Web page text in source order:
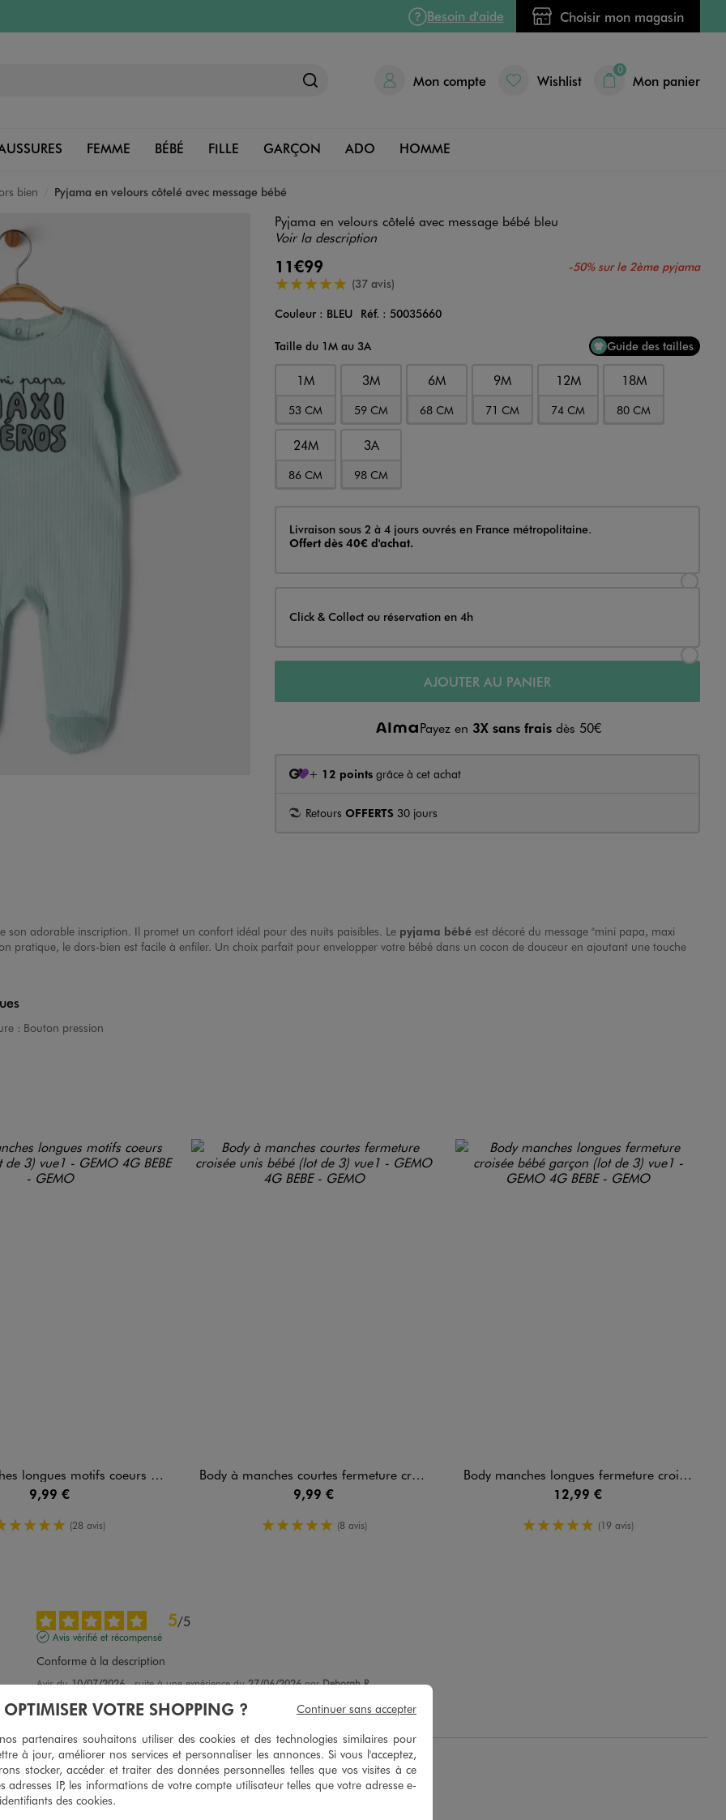
Besoin d'aide Choisir mon magasin
Mon compte Wishlist
0
Mon panier
FEMME BÉBÉ FILLE GARÇON ADO HOMME
bien Pyjama en velours côtelé avec message bébé
Pyjama en velours côtelé avec message bébé bleu
Voir la description
11€99 -50% sur le 2ème pyjama
5/5 de moyenne(37 avis)
Couleur
Couleur : BLEU Réf. : 50035660
Taille du 1M au 3A
Guide des tailles
1M
53 CM
3M
59 CM
6M
68 CM
9M
71 CM
12M
74 CM
18M
80 CM
24M
86 CM
3A
98 CM
Livraison
Livraison sous 2 à 4 jours ouvrés en France métropolitaine.
Offert dès 40€ d'achat.
Click & Collect ou réservation en 4h
AJOUTER AU PANIER
Payez en 3X sans fraisdès 50€
+ 12 pointsgrâce à cet achat
Retours OFFERTS 30 jours
son adorable inscription. Il promet un confort idéal pour des nuits paisibles. Le pyjama bébé est décoré du message "mini papa, maxi
pratique, le dors-bien est facile à enfiler. Un choix parfait pour envelopper votre bébé dans un cocon de douceur en ajoutant une touche
: Bouton pression
motifs coeurs bébé fille (lot de 3)
9,99 €
5/5 de moyenne
(28 avis)
Body à manches courtes fermeture croisée unis bébé (lot de 3)
9,99 €
5/5 de moyenne
(8 avis)
Body manches longues fermeture croisée bébé garçon (lot de 3)
12,99 €
5/5 de moyenne
(19 avis)
5/5
Avis vérifié et récompensé
Conforme à la description
Avis du10/07/2026 , suite à une expérience du27/06/2026 parDeborah R.
Utile(0) Signaler
5/5
Avis vérifié et récompensé
Très beau
OPTIMISER VOTRE SHOPPING ?
partenaires souhaitons utiliser des cookies et des technologies similaires pour
à jour, améliorer nos services et personnaliser les annonces. Si vous l'acceptez,
stocker, accéder et traiter des données personnelles telles que vos visites à ce
adresses IP, les informations de votre compte utilisateur telles que votre adresse e-
des cookies.
Continuer sans accepter